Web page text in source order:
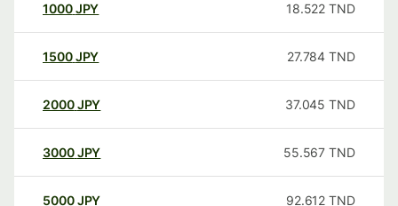
1000JPY 18.522 TND
1500JPY 27.784 TND
2000JPY 37.045 TND
3000JPY 55.567 TND
5000JPY 92.612 TND